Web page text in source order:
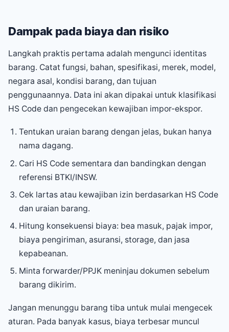
Dampak pada biaya dan risiko
Langkah praktis pertama adalah mengunci identitas
barang. Catat fungsi, bahan, spesifikasi, merek, model,
negara asal, kondisi barang, dan tujuan
penggunaannya. Data ini akan dipakai untuk klasifikasi
HS Code dan pengecekan kewajiban impor-ekspor.
Tentukan uraian barang dengan jelas, bukan hanya
nama dagang.
Cari HS Code sementara dan bandingkan dengan
referensi BTKI/INSW.
Cek lartas atau kewajiban izin berdasarkan HS Code
dan uraian barang.
Hitung konsekuensi biaya: bea masuk, pajak impor,
biaya pengiriman, asuransi, storage, dan jasa
kepabeanan.
Minta forwarder/PPJK meninjau dokumen sebelum
barang dikirim.
Jangan menunggu barang tiba untuk mulai mengecek
aturan. Pada banyak kasus, biaya terbesar muncul